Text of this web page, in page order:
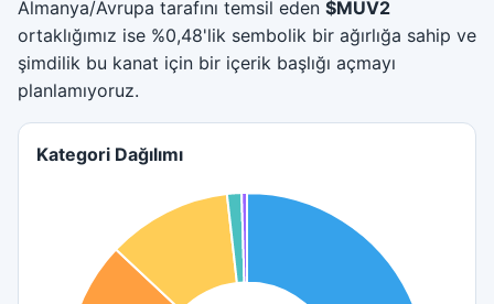
Almanya/Avrupa tarafını temsil eden $MUV2
ortaklığımız ise %0,48'lik sembolik bir ağırlığa sahip ve
şimdilik bu kanat için bir içerik başlığı açmayı
planlamıyoruz.
Kategori Dağılımı